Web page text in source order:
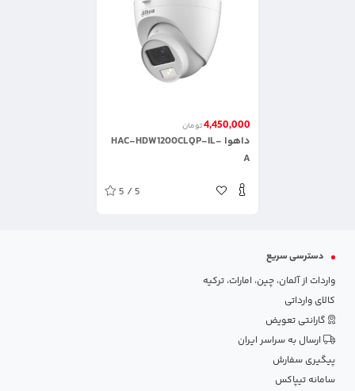
4,450,000تومان
داهوا HAC-HDW1200CLQP-IL-
A
5 / 5
دسترسی سریع
واردات از آلمان، چین، امارات، ترکیه
کالای وارداتی
گارانتی تعویض
ارسال به سراسر ایران
پیگیری سفارش
سامانه تیپاکس